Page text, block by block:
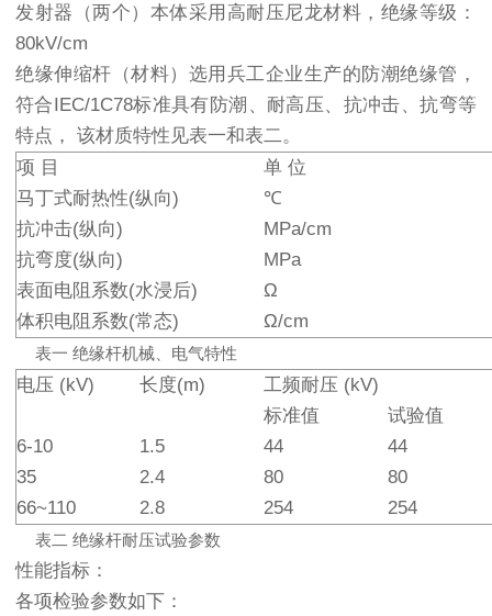
发射器（两个）本体采用高耐压尼龙材料，绝缘等级：
80kV/cm
绝缘伸缩杆（材料）选用兵工企业生产的防潮绝缘管，
符合IEC/1C78标准具有防潮、耐高压、抗冲击、抗弯等
特点， 该材质特性见表一和表二。
项 目
单 位
马丁式耐热性(纵向)
℃
抗冲击(纵向)
MPa/cm
抗弯度(纵向)
MPa
表面电阻系数(水浸后)
Ω
体积电阻系数(常态)
Ω/cm
表一 绝缘杆机械、电气特性
电压 (kV) 长度(m)
工频耐压 (kV)
标准值
试验值
6-10
1.5 44
44
35
2.4 80
80
66~110
2.8 254 254
表二 绝缘杆耐压试验参数
性能指标：
各项检验参数如下：